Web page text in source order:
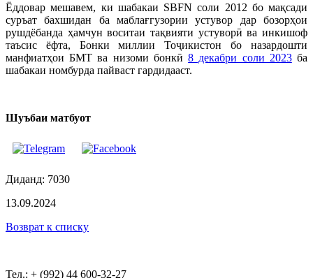
Ёддовар мешавем, ки шабакаи SBFN соли 2012 бо мақсади
суръат бахшидан ба маблағгузории устувор дар бозорҳои
рушдёбанда ҳамчун воситаи тақвияти устуворӣ ва инкишоф
таъсис ёфта, Бонки миллии Тоҷикистон бо назардошти
манфиатҳои БМТ ва низоми бонкӣ8 декабри соли 2023ба
шабакаи номбурда пайваст гардидааст.
Шуъбаи матбуот
Диданд: 7030
13.09.2024
Возврат к списку
Тел.: + (992) 44 600-32-27